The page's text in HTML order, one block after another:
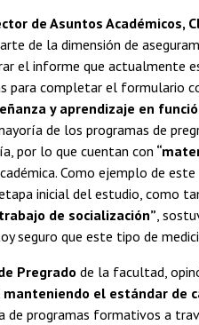
de Asuntos Académicos,
de la dimensión de
el informe que actualmente
para completar el formulario
y aprendizaje en
de los programas de
por lo que cuentan con
Como ejemplo de
inicial del estudio, como
de socialización” ,
seguro que este tipo de
Pregrado de la facultad,
el estándar de
programas formativos a